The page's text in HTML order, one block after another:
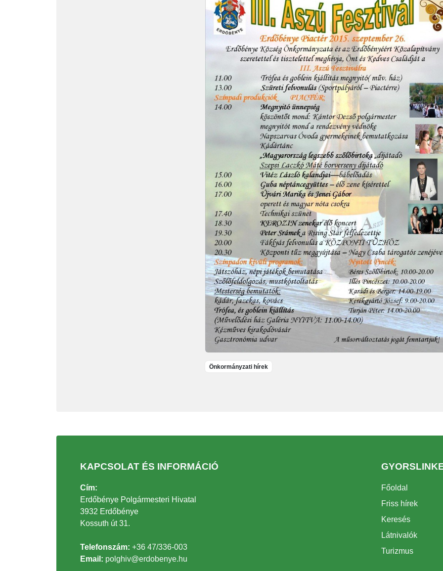
Önkormányzati hírek
KAPCSOLAT ÉS INFORMÁCIÓ
Cím:
Erdőbénye Polgármesteri Hivatal
3932 Erdőbénye
Kossuth út 31.
Telefonszám: +36 47/336-003
Email: polghiv@erdobenye.hu
Főoldal
Friss hírek
Keresés
Látnivalók
Turizmus